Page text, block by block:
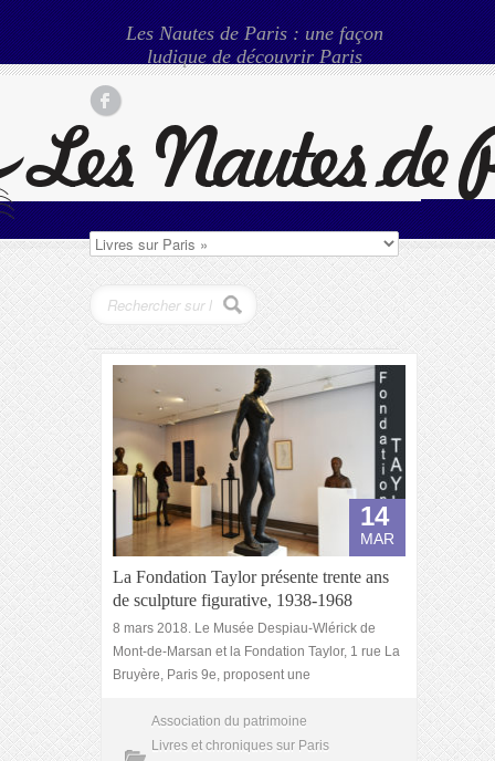
Les Nautes de Paris : une façon
ludique de découvrir Paris
14
MAR
La Fondation Taylor présente trente ans
de sculpture figurative, 1938-1968
8 mars 2018. Le Musée Despiau-Wlérick de
Mont-de-Marsan et la Fondation Taylor, 1 rue La
Bruyère, Paris 9e, proposent une
Association du patrimoine
Livres et chroniques sur Paris